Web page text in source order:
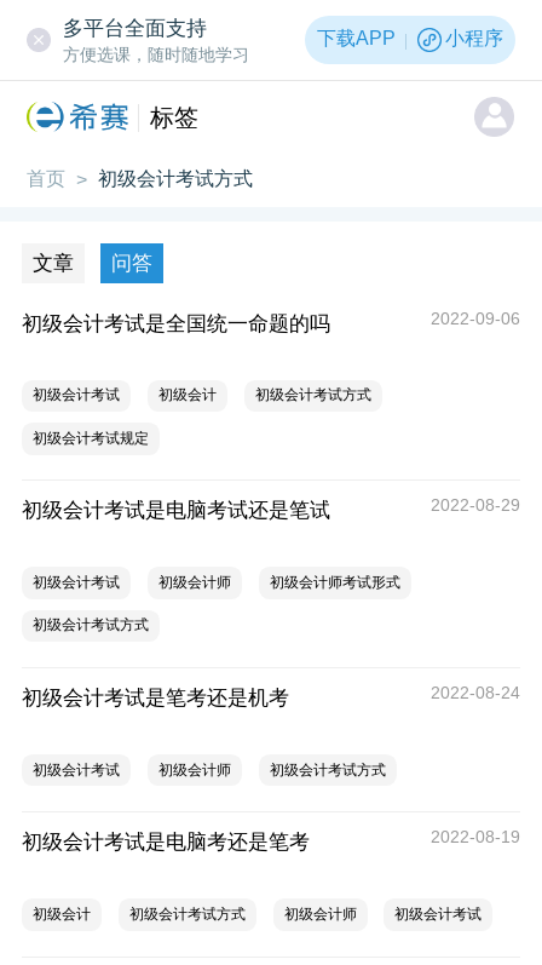
多平台全面支持
方便选课，随时随地学习
下载APP 小程序
标签
首页 > 初级会计考试方式
文章 问答
初级会计考试是全国统一命题的吗 2022-09-06
初级会计考试 初级会计 初级会计考试方式
初级会计考试规定
初级会计考试是电脑考试还是笔试 2022-08-29
初级会计考试 初级会计师 初级会计师考试形式
初级会计考试方式
初级会计考试是笔考还是机考 2022-08-24
初级会计考试 初级会计师 初级会计考试方式
初级会计考试是电脑考还是笔考 2022-08-19
初级会计 初级会计考试方式 初级会计师 初级会计考试